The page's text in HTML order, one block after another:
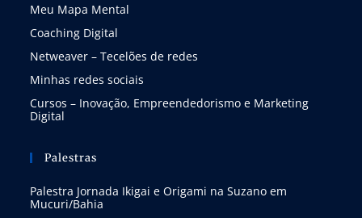
Meu Mapa Mental
Coaching Digital
Netweaver – Tecelões de redes
Minhas redes sociais
Cursos – Inovação, Empreendedorismo e Marketing
Digital
Palestras
Palestra Jornada Ikigai e Origami na Suzano em
Mucuri/Bahia